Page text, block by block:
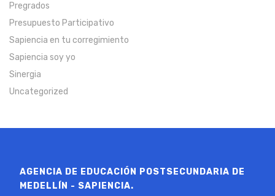
Pregrados
Presupuesto Participativo
Sapiencia en tu corregimiento
Sapiencia soy yo
Sinergia
Uncategorized
AGENCIA DE EDUCACIÓN POSTSECUNDARIA DE
MEDELLÍN - SAPIENCIA.